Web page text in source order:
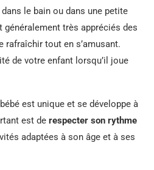
le bain ou dans une petite
généralement très appréciés des
rafraîchir tout en s’amusant.
de votre enfant lorsqu’il joue
est unique et se développe à
est de respecter son rythme
adaptées à son âge et à ses